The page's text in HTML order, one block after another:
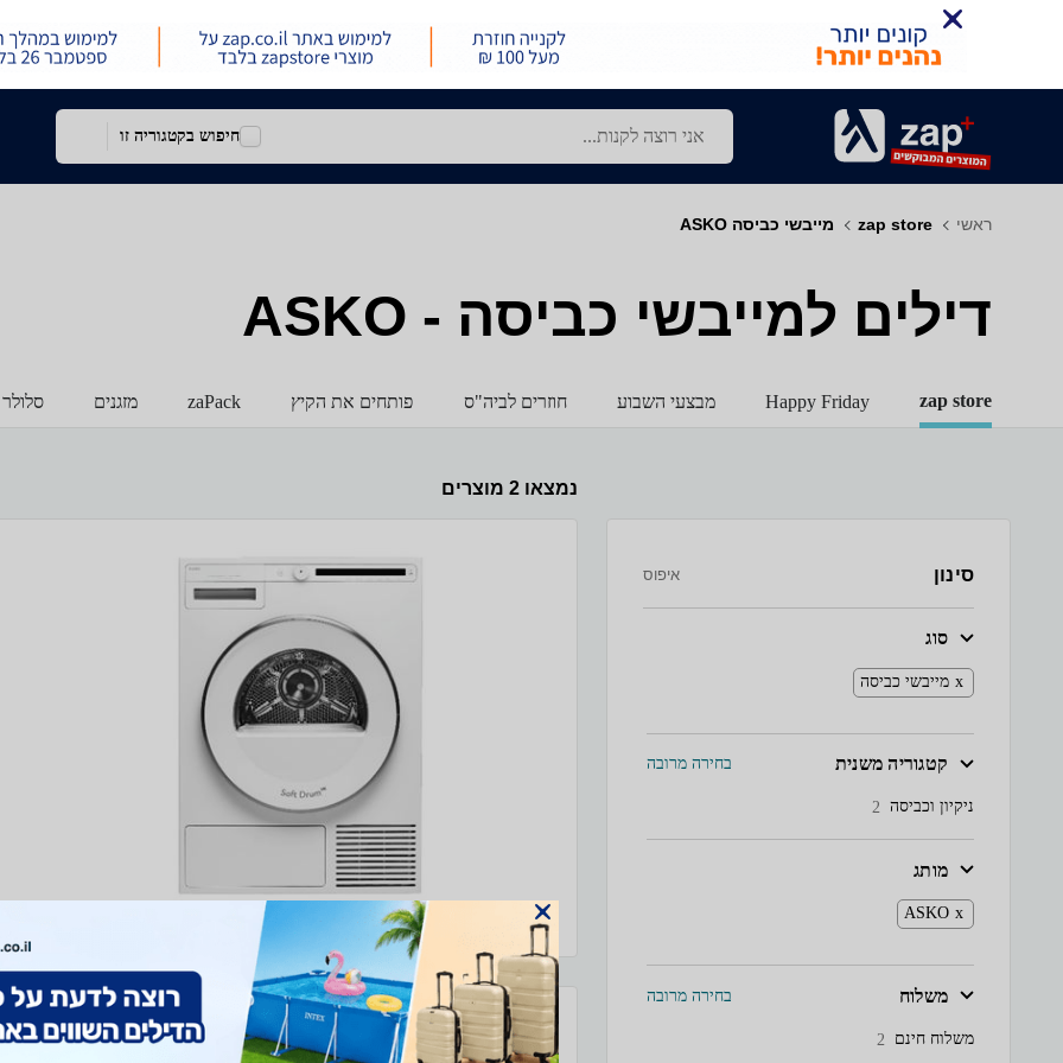
חיפוש בקטגוריה זו
ראשי zap store מייבשי כביסה ASKO
דילים למייבשי כביסה - ASKO
zap store
Happy Friday מבצעי השבוע חוזרים לביה"ס פותחים את הקיץ zaPack מזגנים
נמצאו 2 מוצרים
סינון איפוס
סוג
מייבשי כביסה
קטגוריה משנית בחירה מרובה
ניקיון וכביסה 2
מותג
ASKO
משלוח בחירה מרובה
משלוח חינם 2